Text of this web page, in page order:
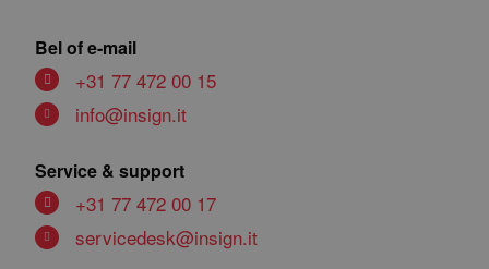
Bel of e-mail
+31 77 472 00 15
info@insign.it
Service & support
+31 77 472 00 17
servicedesk@insign.it